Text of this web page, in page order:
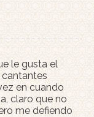
le gusta el
en cuando
claro que no
me defiendo